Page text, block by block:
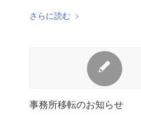
さらに読む
事務所移転のお知らせ